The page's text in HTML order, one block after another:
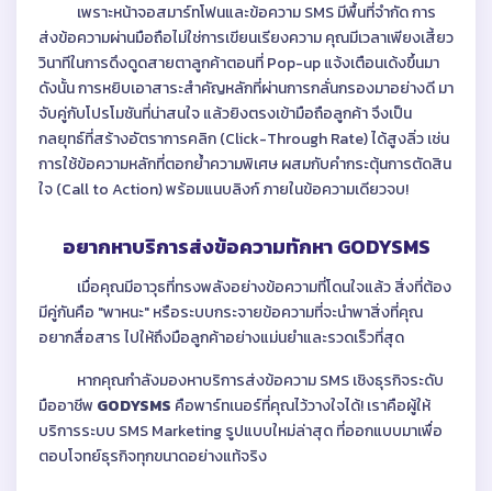
เพราะหน้าจอสมาร์ทโฟนและข้อความ SMS มีพื้นที่จำกัด การ
ส่งข้อความผ่านมือถือไม่ใช่การเขียนเรียงความ คุณมีเวลาเพียงเสี้ยว
วินาทีในการดึงดูดสายตาลูกค้าตอนที่ Pop-up แจ้งเตือนเด้งขึ้นมา
ดังนั้น การหยิบเอาสาระสำคัญหลักที่ผ่านการกลั่นกรองมาอย่างดี มา
จับคู่กับโปรโมชันที่น่าสนใจ แล้วยิงตรงเข้ามือถือลูกค้า จึงเป็น
กลยุทธ์ที่สร้างอัตราการคลิก (Click-Through Rate) ได้สูงลิ่ว เช่น
การใช้ข้อความหลักที่ตอกย้ำความพิเศษ ผสมกับคำกระตุ้นการตัดสิน
ใจ (Call to Action) พร้อมแนบลิงก์ ภายในข้อความเดียวจบ!
อยากหาบริการส่งข้อความทักหา GODYSMS
เมื่อคุณมีอาวุธที่ทรงพลังอย่างข้อความที่โดนใจแล้ว สิ่งที่ต้อง
มีคู่กันคือ "พาหนะ" หรือระบบกระจายข้อความที่จะนำพาสิ่งที่คุณ
อยากสื่อสาร ไปให้ถึงมือลูกค้าอย่างแม่นยำและรวดเร็วที่สุด
หากคุณกำลังมองหาบริการส่งข้อความ SMS เชิงธุรกิจระดับ
มืออาชีพ GODYSMS คือพาร์ทเนอร์ที่คุณไว้วางใจได้! เราคือผู้ให้
บริการระบบ SMS Marketing รูปแบบใหม่ล่าสุด ที่ออกแบบมาเพื่อ
ตอบโจทย์ธุรกิจทุกขนาดอย่างแท้จริง